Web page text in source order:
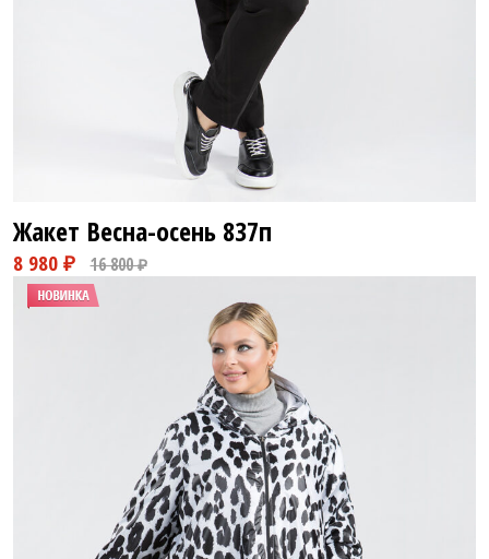
16 800 ₽ 29 800 ₽
Жакет Весна-осень 837п